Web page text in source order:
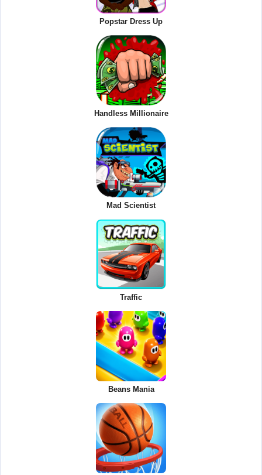
Popstar Dress Up
Handless Millionaire
Mad Scientist
Traffic
Beans Mania